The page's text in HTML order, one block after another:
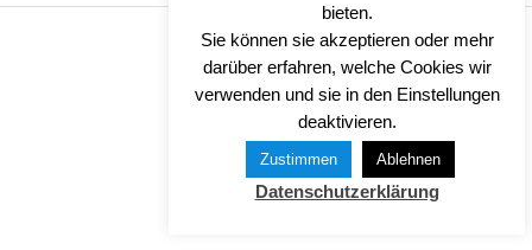
IMPRESSUM
DATENSCHUTZ
bieten.
Sie können sie akzeptieren oder mehr
darüber erfahren, welche Cookies wir
verwenden und sie in den Einstellungen
deaktivieren.
Zustimmen Ablehnen
Datenschutzerklärung